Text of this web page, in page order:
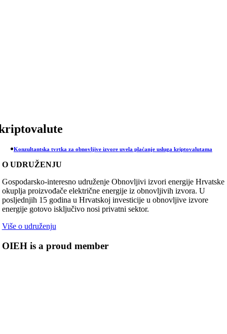
Konzultantska tvrtka za obnovljive izvore uvela plaćanje usluga kriptovalutama
O UDRUŽENJU
Gospodarsko-interesno udruženje Obnovljivi izvori energije Hrvatske
okuplja proizvođače električne energije iz obnovljivih izvora. U
posljednjih 15 godina u Hrvatskoj investicije u obnovljive izvore
energije gotovo isključivo nosi privatni sektor.
Više o udruženju
OIEH is a proud member